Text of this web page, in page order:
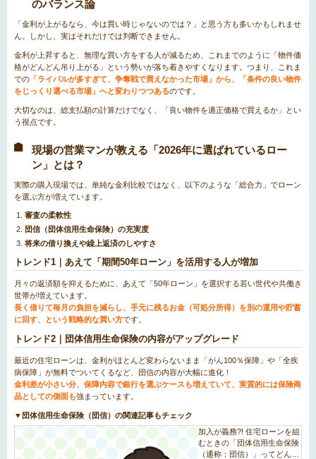
のバランス論
「金利が上がるなら、今は買い時じゃないのでは？」と思う方も多いかもしれませ
ん。しかし、実はそれだけでは判断できません。
金利が上昇すると、無理な買い方をする人が減るため、これまでのように「物件価
格がどんどん吊り上がる」という勢いが落ち着きやすくなります。つまり、これま
での 「ライバルが多すぎて、争奪戦で買えなかった市場」から、「条件の良い物件
をじっくり選べる市場」へと変わりつつあるのです。
大切なのは、総支払額の計算だけでなく、「良い物件を適正価格で買えるか」とい
う視点です。
現場の営業マンが教える「2026年に選ばれているロー
ン」とは？
実際の購入現場では、単純な金利比較ではなく、以下のような「総合力」でローン
を選ぶ方が増えています。
審査の柔軟性
団信（団体信用生命保険）の充実度
将来の借り換えや繰上返済のしやすさ
トレンド1｜あえて「期間50年ローン」を活用する人が増加
月々の返済額を抑えるために、あえて「50年ローン」を選択する若い世代や共働き
世帯が増えています。
長く借りて毎月の負担を減らし、手元に残るお金（可処分所得）を別の運用や貯蓄
に回す、という戦略的な買い方です。
トレンド2｜団体信用生命保険の内容がアップグレード
最近の住宅ローンは、金利がほとんど変わらないまま「がん100％保障」や「全疾
病保障」が無料でついてくるなど、団信の内容が大幅に進化！
金利差が小さい分、保障内容で銀行を選ぶケースも増えていて、実質的には保険商
品としての側面も強まっています。
▼団体信用生命保険（団信）の関連記事もチェック